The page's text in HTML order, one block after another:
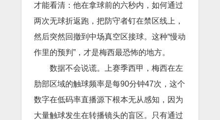
才能看清：他在拿球前的六秒内，如何通过
两次无球折返跑，把防守者钉在禁区线上，
然后突然回撤到中场真空区接球。这种“慢动
作里的预判”，才是梅西最恐怖的地方。
数据不会说谎。上赛季西甲，梅西在左
肋部区域的触球频率是每90分钟47次，这个
数字在低码率直播源下根本无从感知，因为
大量触球发生在转播镜头的盲区。只有通过